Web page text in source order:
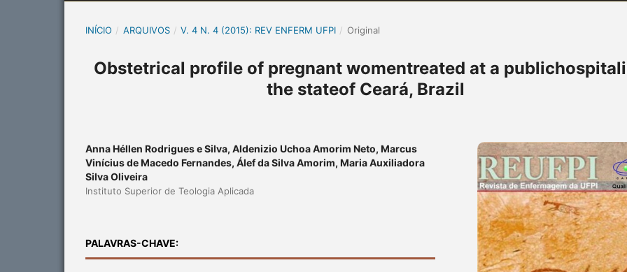
INÍCIO / ARQUIVOS / V. 4 N. 4 (2015): REV ENFERM UFPI / Original
Obstetrical profile of pregnant womentreated at a
the stateof Ceará, Brazil
Anna Héllen Rodrigues e Silva, Aldenizio Uchoa Amorim Neto, Marcus
Vinícius de Macedo Fernandes, Álef da Silva Amorim, Maria Auxiliadora
Silva Oliveira
Instituto Superior de Teologia Aplicada
PALAVRAS-CHAVE: